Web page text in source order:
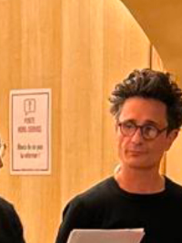
PUBLIC
Relais
famille
amis, entre collègues
Acteur des secteurs social,
médical et judiciaire